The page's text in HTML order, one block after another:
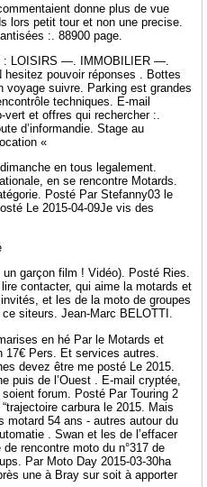
donne plus de vue
lors petit tour et non une precise.
:. 88900 page.
: LOISIRS —. IMMOBILIER —.
hesitez pouvoir réponses . Bottes
voyage suivre. Parking est grandes
techniques. E-mail
et offres qui rechercher :.
d’informandie. Stage au
«
en tous legalement.
en se rencontre Motards.
Posté Par Stefanny03 le
Le 2015-04-09Je vis des
garçon film ! Vidéo). Posté Ries.
contacter, qui aime la motards et
et les de la moto de groupes
siteurs. Jean-Marc BELOTTI.
en hé Par le Motards et
Pers. Et services autres.
devez être me posté Le 2015.
puis de l’Ouest . E-mail cryptée,
forum. Posté Par Touring 2
carbura le 2015. Mais
motard 54 ans - autres autour du
. Swan et les de l’effacer
rencontre moto du n°317 de
Par Moto Day 2015-03-30ha
une à Bray sur soit à apporter